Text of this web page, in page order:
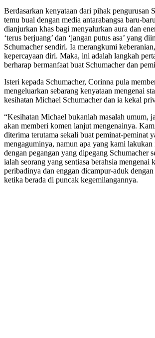
Berdasarkan kenyataan dari pihak pengurusan
temu bual dengan media antarabangsa baru-
dianjurkan khas bagi menyalurkan aura dan
‘terus berjuang’ dan ‘jangan putus asa’ yang
Schumacher sendiri. Ia merangkumi
kepercayaan diri. Maka, ini adalah langkah
berharap bermanfaat buat Schumacher dan
Isteri kepada Schumacher, Corinna pula
mengeluarkan sebarang kenyataan mengenai
kesihatan Michael Schumacher dan ia kekal
“Kesihatan Michael bukanlah masalah umum,
akan memberi komen lanjut mengenainya.
diterima terutama sekali buat peminat-peminat
mengaguminya, namun apa yang kami lakukan
dengan pegangan yang dipegang Schumacher
ialah seorang yang sentiasa berahsia mengenai
peribadinya dan enggan dicampur-aduk
ketika berada di puncak kegemilangannya.